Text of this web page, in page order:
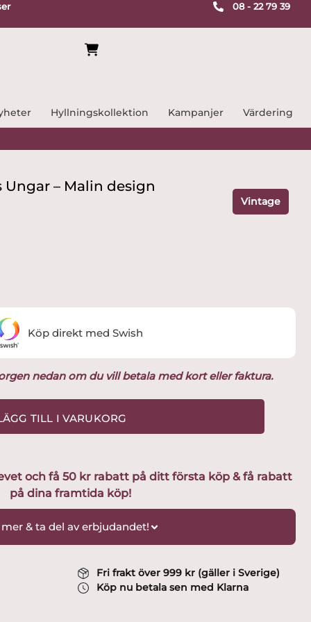
08 - 22 79 39
Hyllningskollektion Kampanjer Värdering
Ungar – Malin design
Vintage
nedan om du vill betala med kort eller faktura.
TILL I VARUKORG
Köp direkt med Swish
och få 50 kr rabatt på ditt första köp & få rabatt
på dina framtida köp!
mer & ta del av erbjudandet!
Fri frakt över 999 kr (gäller i Sverige)
Köp nu betala sen med Klarna